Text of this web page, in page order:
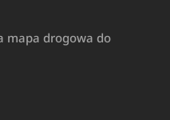
mapa drogowa do